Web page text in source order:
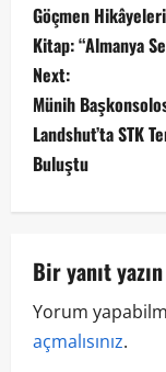
Göçmen
Kitap: “Almanya
Next:
Münih
Landshut’ta STK
Buluştu
Bir yanıt yazın
Yorum
açmalısınız.